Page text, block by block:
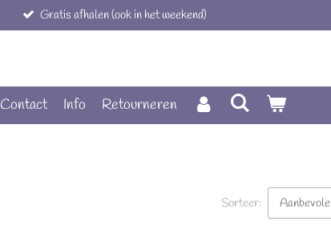
Gratis afhalen (ook in het weekend)
Contact Info Retourneren
Sorteer: